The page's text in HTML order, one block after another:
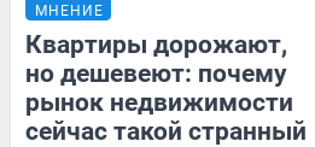
МНЕНИЕ
Квартиры дорожают,
но дешевеют: почему
рынок недвижимости
сейчас такой странный